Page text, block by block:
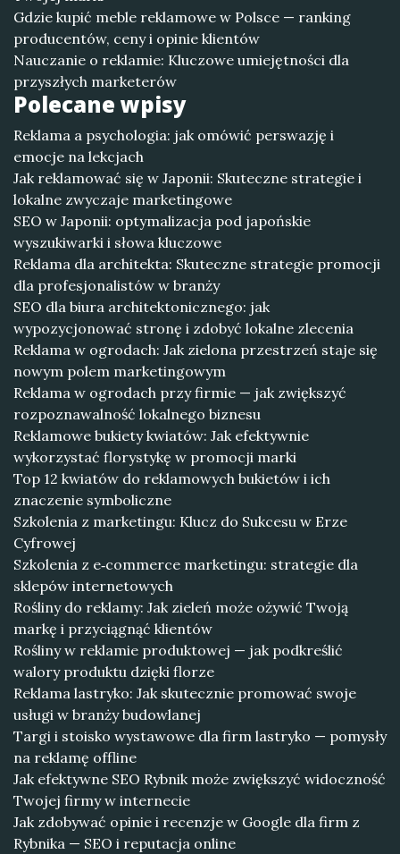
Gdzie kupić meble reklamowe w Polsce — ranking
producentów, ceny i opinie klientów
Nauczanie o reklamie: Kluczowe umiejętności dla
przyszłych marketerów
Polecane wpisy
Reklama a psychologia: jak omówić perswazję i
emocje na lekcjach
Jak reklamować się w Japonii: Skuteczne strategie i
lokalne zwyczaje marketingowe
SEO w Japonii: optymalizacja pod japońskie
wyszukiwarki i słowa kluczowe
Reklama dla architekta: Skuteczne strategie promocji
dla profesjonalistów w branży
SEO dla biura architektonicznego: jak
wypozycjonować stronę i zdobyć lokalne zlecenia
Reklama w ogrodach: Jak zielona przestrzeń staje się
nowym polem marketingowym
Reklama w ogrodach przy firmie — jak zwiększyć
rozpoznawalność lokalnego biznesu
Reklamowe bukiety kwiatów: Jak efektywnie
wykorzystać florystykę w promocji marki
Top 12 kwiatów do reklamowych bukietów i ich
znaczenie symboliczne
Szkolenia z marketingu: Klucz do Sukcesu w Erze
Cyfrowej
Szkolenia z e‑commerce marketingu: strategie dla
sklepów internetowych
Rośliny do reklamy: Jak zieleń może ożywić Twoją
markę i przyciągnąć klientów
Rośliny w reklamie produktowej — jak podkreślić
walory produktu dzięki florze
Reklama lastryko: Jak skutecznie promować swoje
usługi w branży budowlanej
Targi i stoisko wystawowe dla firm lastryko — pomysły
na reklamę offline
Jak efektywne SEO Rybnik może zwiększyć widoczność
Twojej firmy w internecie
Jak zdobywać opinie i recenzje w Google dla firm z
Rybnika — SEO i reputacja online